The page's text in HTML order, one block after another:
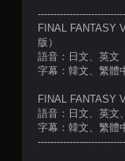
FINAL FANTASY
版）
語音：日文、英文
字幕：韓文、繁體
FINAL FANTASY
語音：日文、英文
字幕：韓文、繁體